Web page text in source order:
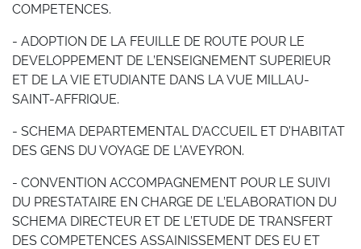
COMPETENCES.
- ADOPTION DE LA FEUILLE DE ROUTE POUR LE
DEVELOPPEMENT DE L’ENSEIGNEMENT SUPERIEUR
ET DE LA VIE ETUDIANTE DANS LA VUE MILLAU-
SAINT-AFFRIQUE.
- SCHEMA DEPARTEMENTAL D’ACCUEIL ET D’HABITAT
DES GENS DU VOYAGE DE L’AVEYRON.
- CONVENTION ACCOMPAGNEMENT POUR LE SUIVI
DU PRESTATAIRE EN CHARGE DE L’ELABORATION DU
SCHEMA DIRECTEUR ET DE L’ETUDE DE TRANSFERT
DES COMPETENCES ASSAINISSEMENT DES EU ET